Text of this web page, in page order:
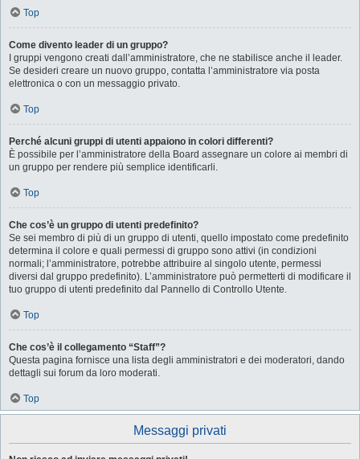
Top
Come divento leader di un gruppo?
I gruppi vengono creati dall’amministratore, che ne stabilisce anche il leader.
Se desideri creare un nuovo gruppo, contatta l’amministratore via posta
elettronica o con un messaggio privato.
Top
Perché alcuni gruppi di utenti appaiono in colori differenti?
È possibile per l’amministratore della Board assegnare un colore ai membri di
un gruppo per rendere più semplice identificarli.
Top
Che cos’è un gruppo di utenti predefinito?
Se sei membro di più di un gruppo di utenti, quello impostato come predefinito
determina il colore e quali permessi di gruppo sono attivi (in condizioni
normali; l’amministratore, potrebbe attribuire al singolo utente, permessi
diversi dal gruppo predefinito). L’amministratore può permetterti di modificare il
tuo gruppo di utenti predefinito dal Pannello di Controllo Utente.
Top
Che cos’è il collegamento “Staff”?
Questa pagina fornisce una lista degli amministratori e dei moderatori, dando
dettagli sui forum da loro moderati.
Top
Messaggi privati